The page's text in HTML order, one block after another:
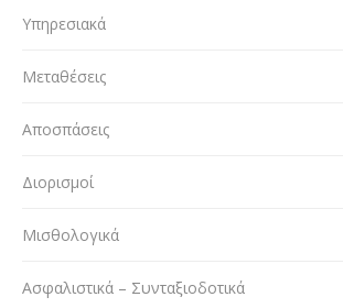
Υπηρεσιακά
Μεταθέσεις
Αποσπάσεις
Διορισμοί
Μισθολογικά
Ασφαλιστικά – Συνταξιοδοτικά